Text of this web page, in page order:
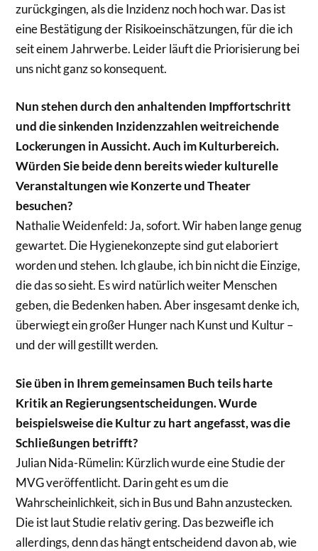
zurückgingen, als die Inzidenz noch hoch war. Das ist
eine Bestätigung der Risikoeinschätzungen, für die ich
seit einem Jahrwerbe. Leider läuft die Priorisierung bei
uns nicht ganz so konsequent.
Nun stehen durch den anhaltenden Impffortschritt
und die sinkenden Inzidenzzahlen weitreichende
Lockerungen in Aussicht. Auch im Kulturbereich.
Würden Sie beide denn bereits wieder kulturelle
Veranstaltungen wie Konzerte und Theater
besuchen?
Nathalie Weidenfeld: Ja, sofort. Wir haben lange genug
gewartet. Die Hygienekonzepte sind gut elaboriert
worden und stehen. Ich glaube, ich bin nicht die Einzige,
die das so sieht. Es wird natürlich weiter Menschen
geben, die Bedenken haben. Aber insgesamt denke ich,
überwiegt ein großer Hunger nach Kunst und Kultur –
und der will gestillt werden.
Sie üben in Ihrem gemeinsamen Buch teils harte
Kritik an Regierungsentscheidungen. Wurde
beispielsweise die Kultur zu hart angefasst, was die
Schließungen betrifft?
Julian Nida-Rümelin: Kürzlich wurde eine Studie der
MVG veröffentlicht. Darin geht es um die
Wahrscheinlichkeit, sich in Bus und Bahn anzustecken.
Die ist laut Studie relativ gering. Das bezweifle ich
allerdings, denn das hängt entscheidend davon ab, wie